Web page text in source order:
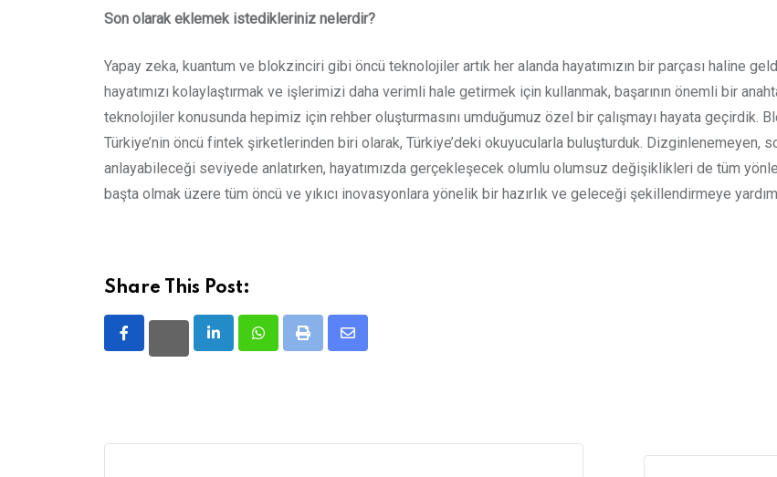
Son olarak eklemek istedikleriniz nelerdir?
Yapay zeka, kuantum ve blokzinciri gibi öncü teknolojiler artık her alanda hayatımızın bir parçası haline
hayatımızı kolaylaştırmak ve işlerimizi daha verimli hale getirmek için kullanmak, başarının önemli bir
teknolojiler konusunda hepimiz için rehber oluşturmasını umduğumuz özel bir çalışmayı hayata geçirdik.
Türkiye’nin öncü fintek şirketlerinden biri olarak, Türkiye’deki okuyucularla buluşturduk. Dizginlenemeyen,
anlayabileceği seviyede anlatırken, hayatımızda gerçekleşecek olumlu olumsuz değişiklikleri de tüm
başta olmak üzere tüm öncü ve yıkıcı inovasyonlara yönelik bir hazırlık ve geleceği şekillendirmeye
Share This Post:
LinkedInWhatsappPrint
Share